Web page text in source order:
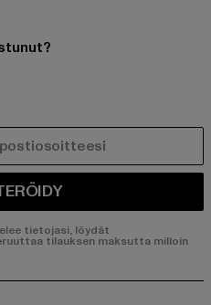
tietojasi, löydät
tilauksen maksutta milloin